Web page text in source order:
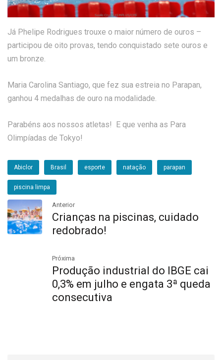
Já Phelipe Rodrigues trouxe o maior número de ouros –
participou de oito provas, tendo conquistado sete ouros e
um bronze.
Maria Carolina Santiago, que fez sua estreia no Parapan,
ganhou 4 medalhas de ouro na modalidade.
Parabéns aos nossos atletas! E que venha as Para
Olimpíadas de Tokyo!
Abiclor Brasil esporte natação parapan
piscina limpa
Anterior
Crianças na piscinas, cuidado
redobrado!
Próxima
Produção industrial do IBGE cai
0,3% em julho e engata 3ª queda
consecutiva